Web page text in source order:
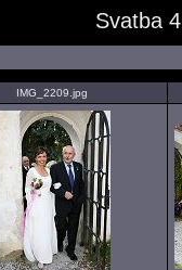
Svatba
IMG_2209.jpg